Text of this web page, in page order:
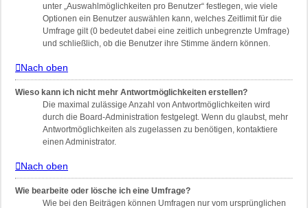
unter „Auswahlmöglichkeiten pro Benutzer“ festlegen, wie viele
Optionen ein Benutzer auswählen kann, welches Zeitlimit für die
Umfrage gilt (0 bedeutet dabei eine zeitlich unbegrenzte Umfrage)
und schließlich, ob die Benutzer ihre Stimme ändern können.
Nach oben
Wieso kann ich nicht mehr Antwortmöglichkeiten erstellen?
Die maximal zulässige Anzahl von Antwortmöglichkeiten wird
durch die Board-Administration festgelegt. Wenn du glaubst, mehr
Antwortmöglichkeiten als zugelassen zu benötigen, kontaktiere
einen Administrator.
Nach oben
Wie bearbeite oder lösche ich eine Umfrage?
Wie bei den Beiträgen können Umfragen nur vom ursprünglichen